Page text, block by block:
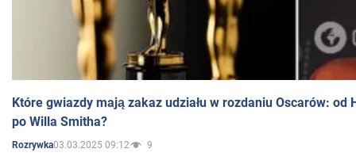
Które gwiazdy mają zakaz udziału w rozdaniu Oscarów: od
po Willa Smitha?
Rozrywka03.03.2025 09:12 9